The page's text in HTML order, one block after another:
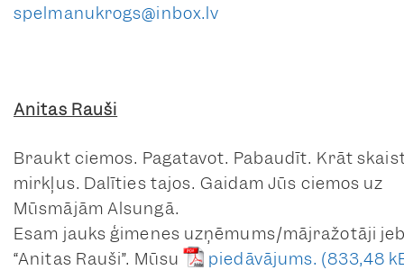
spelmanukrogs@inbox.lv
Anitas Rauši
Braukt ciemos. Pagatavot. Pabaudīt. Krāt
mirkļus. Dalīties tajos. Gaidam Jūs ciemos uz
Mūsmājām Alsungā.
Esam jauks ģimenes uzņēmums/mājražotāji
“Anitas Rauši”. Mūsu
piedāvājums.